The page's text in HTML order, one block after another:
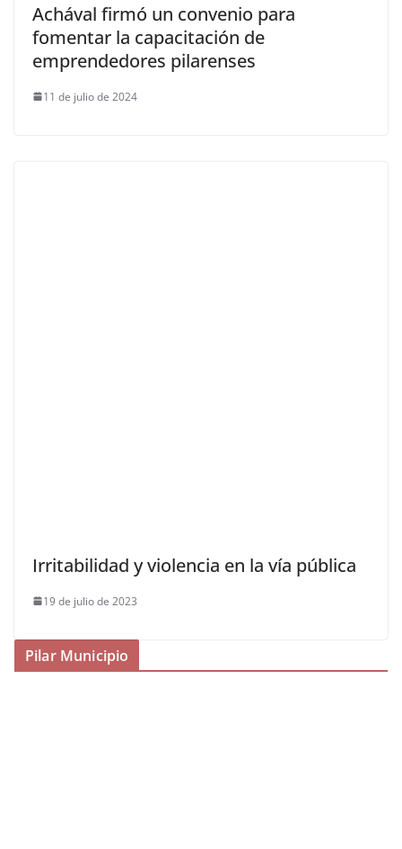
Achával firmó un convenio para
fomentar la capacitación de
emprendedores pilarenses
11 de julio de 2024
Irritabilidad y violencia en la vía pública
19 de julio de 2023
Pilar Municipio